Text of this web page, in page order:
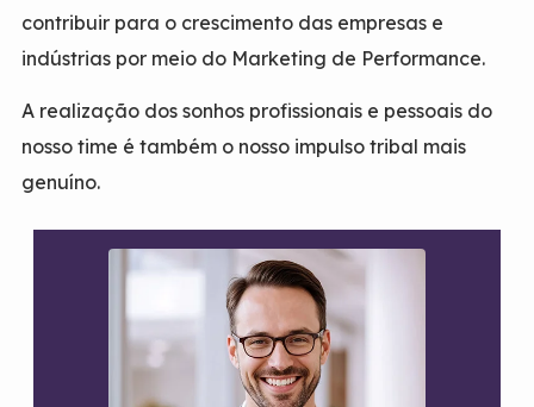
contribuir para o crescimento das empresas e
indústrias por meio do Marketing de Performance.
A realização dos sonhos profissionais e pessoais do
nosso time é também o nosso impulso tribal mais
genuíno.